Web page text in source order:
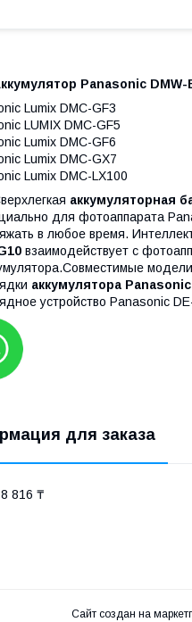
Panasonic DMW-
Lumix DMC-GF3
LUMIX DMC-GF5
Lumix DMC-GF6
Lumix DMC-GX7
Lumix DMC-LX100
аккумуляторная
для фотоаппарата
в любое время.
взаимодействует с
модели
аккумулятора
устройство Panasonic
для заказа
8 816 ₸
Сайт создан на